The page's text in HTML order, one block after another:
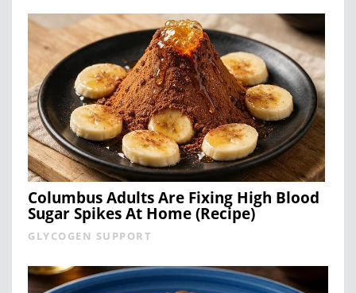
Columbus Adults Are Fixing High Blood
Sugar Spikes At Home (Recipe)
GLYCOGEN SUPPORT